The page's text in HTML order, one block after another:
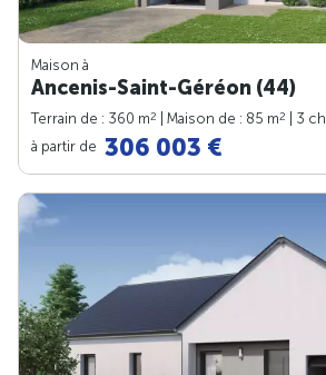
Maison à
Ancenis-Saint-Géréon (44)
Terrain de : 360 m2 | Maison de : 85 m2
| 3 ch.
à partir de 306 003 €